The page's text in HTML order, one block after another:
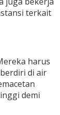
terkait
harus
di air
demi